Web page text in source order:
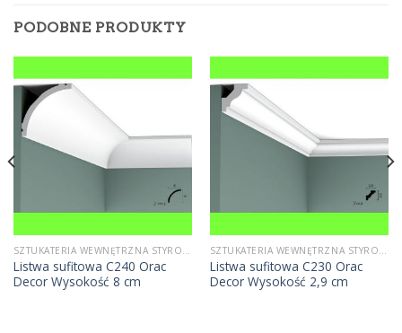
PODOBNE PRODUKTY
SZTUKATERIA WEWNĘTRZNA STYROPIANOWA
Listwa sufitowa C240 Orac
Decor Wysokość 8 cm
SZTUKATERIA WEWNĘTRZNA STYROPIANOWA
Listwa sufitowa C230 Orac
Decor Wysokość 2,9 cm